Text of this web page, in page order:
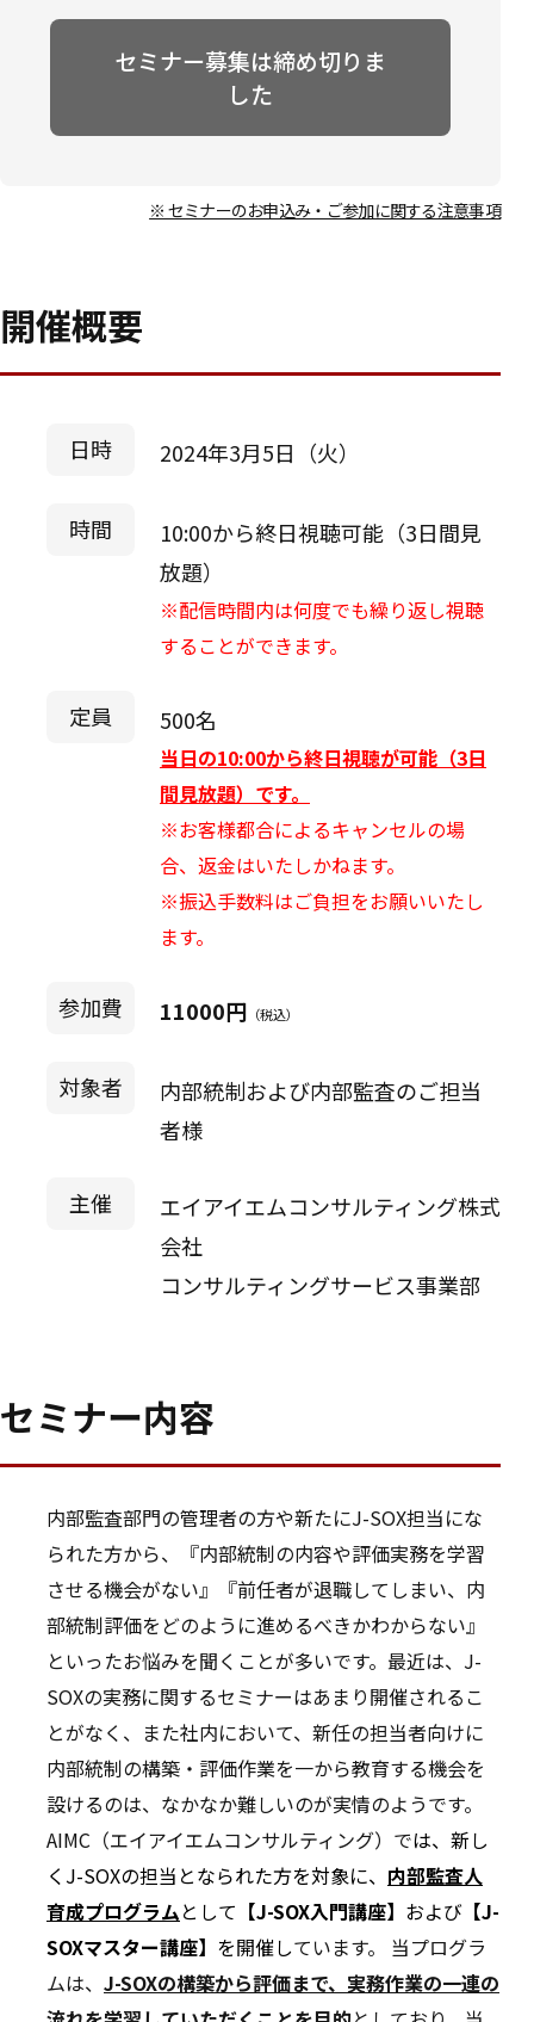
セミナー募集は締め切りま
した
※ セミナーのお申込み・ご参加に関する注意事項
開催概要
日時 2024年3月5日（火）
時間
10:00から終日視聴可能（3日間見
放題）
※配信時間内は何度でも繰り返し視聴
することができます。
定員 500名
当日の10:00から終日視聴が可能（3日
間見放題）です。
※お客様都合によるキャンセルの場
合、返金はいたしかねます。
※振込手数料はご負担をお願いいたし
ます。
参加費 11000円 （税込）
対象者
内部統制および内部監査のご担当
者様
主催
エイアイエムコンサルティング株式
会社
コンサルティングサービス事業部
セミナー内容
内部監査部門の管理者の方や新たにJ-SOX担当にな
られた方から、『内部統制の内容や評価実務を学習
させる機会がない』『前任者が退職してしまい、内
部統制評価をどのように進めるべきかわからない』
といったお悩みを聞くことが多いです。最近は、J-
SOXの実務に関するセミナーはあまり開催されるこ
とがなく、また社内において、新任の担当者向けに
内部統制の構築・評価作業を一から教育する機会を
設けるのは、なかなか難しいのが実情のようです。
AIMC（エイアイエムコンサルティング）では、新し
くJ-SOXの担当となられた方を対象に、 内部監査人
育成プログラムとして 【J-SOX入門講座】 および 【J-
SOXマスター講座】 を開催しています。 当プログラ
ムは、 J-SOXの構築から評価まで、実務作業の一連の